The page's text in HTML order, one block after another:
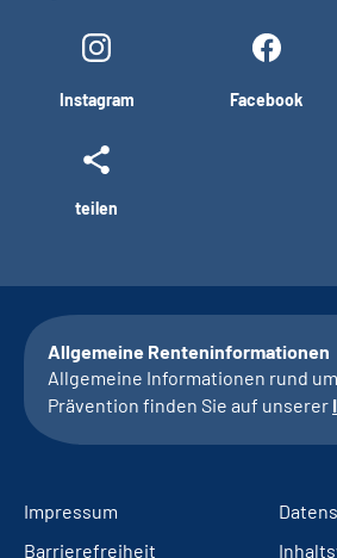
Instagram Facebook
teilen
Allgemeine Renteninformationen
Allgemeine Informationen rund
Prävention finden Sie auf unserer
Impressum
Barrierefreiheit